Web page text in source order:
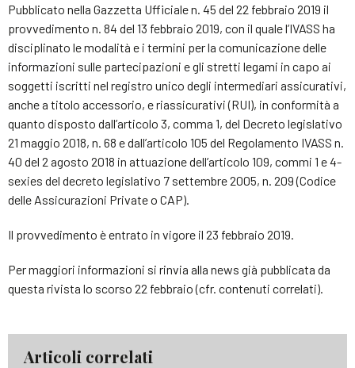
Pubblicato nella Gazzetta Ufficiale n. 45 del 22 febbraio 2019 il
provvedimento n. 84 del 13 febbraio 2019, con il quale l’IVASS ha
disciplinato le modalità e i termini per la comunicazione delle
informazioni sulle partecipazioni e gli stretti legami in capo ai
soggetti iscritti nel registro unico degli intermediari assicurativi,
anche a titolo accessorio, e riassicurativi (RUI), in conformità a
quanto disposto dall’articolo 3, comma 1, del Decreto legislativo
21 maggio 2018, n. 68 e dall’articolo 105 del Regolamento IVASS n.
40 del 2 agosto 2018 in attuazione dell’articolo 109, commi 1 e 4-
sexies del decreto legislativo 7 settembre 2005, n. 209 (Codice
delle Assicurazioni Private o CAP).
Il provvedimento è entrato in vigore il 23 febbraio 2019.
Per maggiori informazioni si rinvia alla news già pubblicata da
questa rivista lo scorso 22 febbraio (cfr. contenuti correlati).
Articoli correlati